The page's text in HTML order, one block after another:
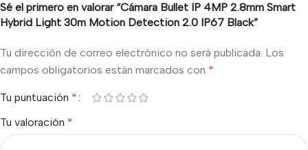
Sé el primero en valorar “Cámara Bullet IP 4MP 2.8mm Smart
Hybrid Light 30m Motion Detection 2.0 IP67 Black”
Tu dirección de correo electrónico no será publicada. Los
campos obligatorios están marcados con *
Tu puntuación *
Tu valoración *